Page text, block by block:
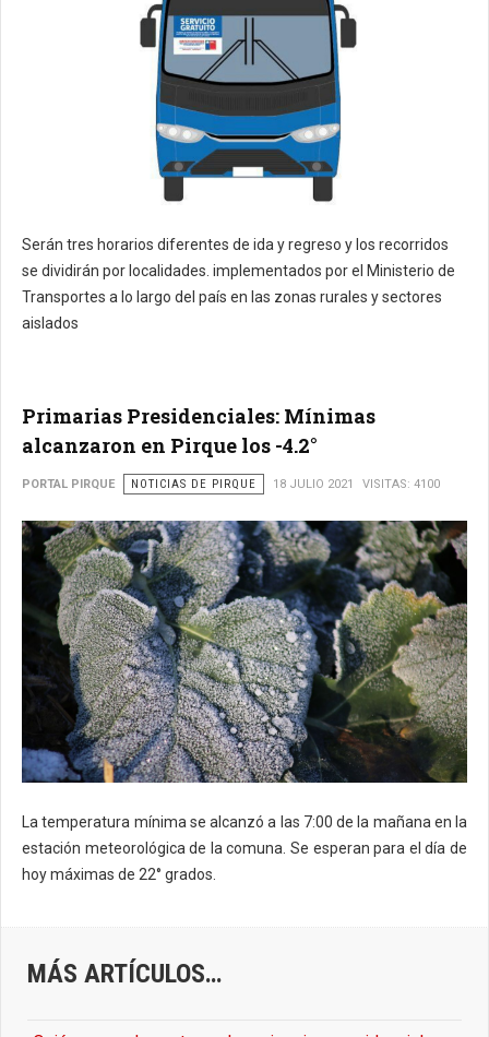
Serán tres horarios diferentes de ida y regreso y los recorridos
se dividirán por localidades. implementados por el Ministerio de
Transportes a lo largo del país en las zonas rurales y sectores
aislados
Primarias Presidenciales: Mínimas
alcanzaron en Pirque los -4.2°
PORTAL PIRQUE NOTICIAS DE PIRQUE 18 JULIO 2021 VISITAS: 4100
La temperatura mínima se alcanzó a las 7:00 de la mañana en la
estación meteorológica de la comuna. Se esperan para el día de
hoy máximas de 22° grados.
MÁS ARTÍCULOS…